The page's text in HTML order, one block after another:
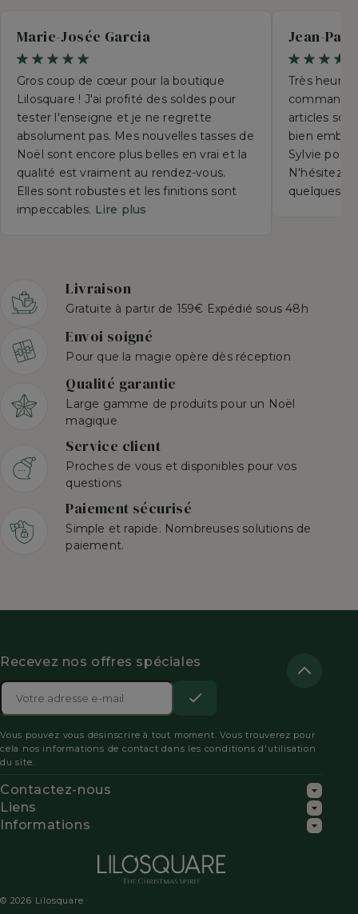
Marie-Josée Garcia
Gros coup de cœur pour la boutique
Lilosquare ! J'ai profité des soldes pour
tester l'enseigne et je ne regrette
absolument pas. Mes nouvelles tasses de
Noël sont encore plus belles en vrai et la
qualité est vraiment au rendez-vous.
Elles sont robustes et les finitions sont
impeccables. Lire plus
Jean-
Très
commande
articles
bien
Sylvie pour
N'hésitez
quelques
Livraison
Gratuite à partir de 159€ Expédié sous 48h
Envoi soigné
Pour que la magie opère dès réception
Qualité garantie
Large gamme de produits pour un Noël
magique
Service client
Proches de vous et disponibles pour vos
questions
Paiement sécurisé
Simple et rapide. Nombreuses solutions de
paiement.
Recevez nos offres spéciales
Adresse

les
la
politique
Vous pouvez vous désinscrire à tout moment. Vous trouverez pour
cela nos informations de contact dans les conditions d'utilisation
du site.
Contactez-nous
Liens
Informations
© 2026 Lilosquare